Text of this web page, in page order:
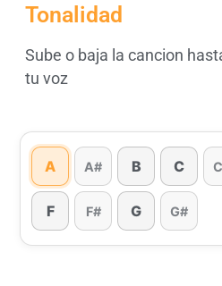
Tonalidad
Sube o baja la cancion
tu voz
A A# B C
F F# G G#